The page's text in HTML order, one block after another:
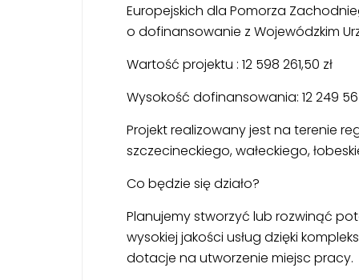
Europejskich dla Pomorza
o dofinansowanie z Wojewódzkim
Wartość projektu : 12 598 261,50 zł
Wysokość dofinansowania: 12 249
Projekt realizowany jest na terenie
szczecineckiego, wałeckiego,
Co będzie się działo?
Planujemy stworzyć lub rozwinąć
wysokiej jakości usług dzięki
dotacje na utworzenie miejsc pracy.